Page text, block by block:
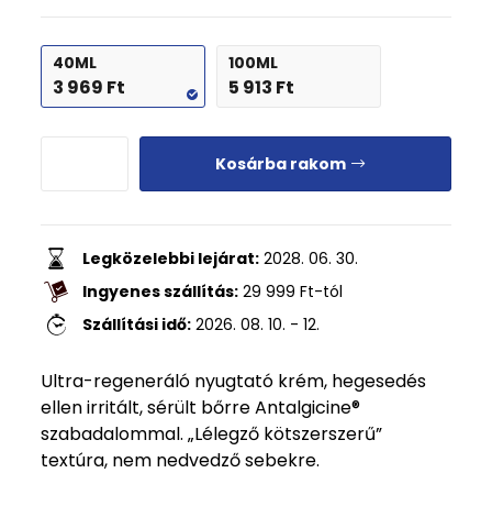
40ML
3 969 Ft
100ML
5 913 Ft
Kosárba rakom
Legközelebbi lejárat: 2028. 06. 30.
Ingyenes szállítás: 29 999 Ft-tól
Szállítási idő: 2026. 08. 10. - 12.
Ultra-regeneráló nyugtató krém, hegesedés
ellen irritált, sérült bőrre Antalgicine®
szabadalommal. „Lélegző kötszerszerű”
textúra, nem nedvedző sebekre.